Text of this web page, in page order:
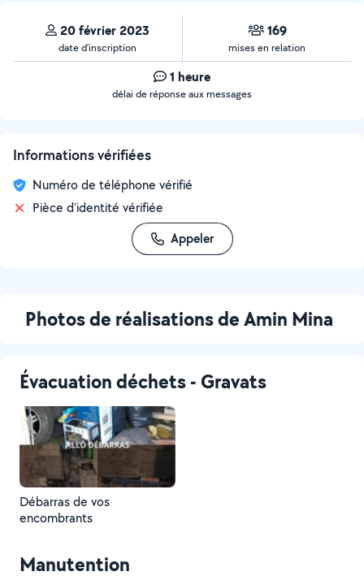
20 février 2023
date d’inscription
169
mises en relation
1 heure
délai de réponse aux messages
Informations vérifiées
Numéro de téléphone vérifié
Pièce d'identité vérifiée
Appeler
Photos de réalisations de Amin Mina
Évacuation déchets - Gravats
Débarras de vos
encombrants
Manutention